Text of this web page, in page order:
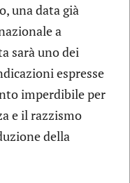
una data già
a
sarà uno dei
espresse
imperdibile per
e il razzismo
della